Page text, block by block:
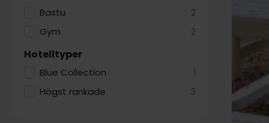
Bastu 2
Gym 2
Hotelltyper
Blue Collection 1
Högst rankade 3